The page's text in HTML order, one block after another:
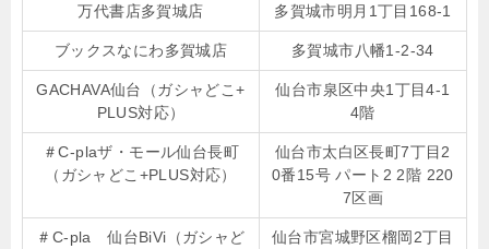
万代書店多賀城店 多賀城市明月1丁目168-1
ブックスなにわ多賀城店 多賀城市八幡1-2-34
GACHAVA仙台（ガシャどこ+
PLUS対応）
仙台市泉区中央1丁目4-1
4階
＃C-plaザ・モール仙台長町
（ガシャどこ+PLUS対応）
仙台市太白区長町7丁目2
0番15号 パート2 2階 220
7区画
＃C-pla 仙台BiVi（ガシャど
仙台市宮城野区榴岡2丁目